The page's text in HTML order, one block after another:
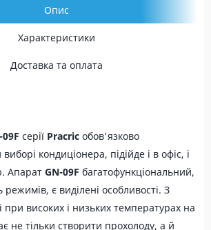
Опис
Характеристики
Доставка та оплата
серії Pracric обов'язково
кондиціонера, підійде і в офіс, і
Апарат GN-09F багатофункціональний,
режимів, є виділені особливості. З
при високих і низьких температурах на
не тільки створити прохолоду, а й